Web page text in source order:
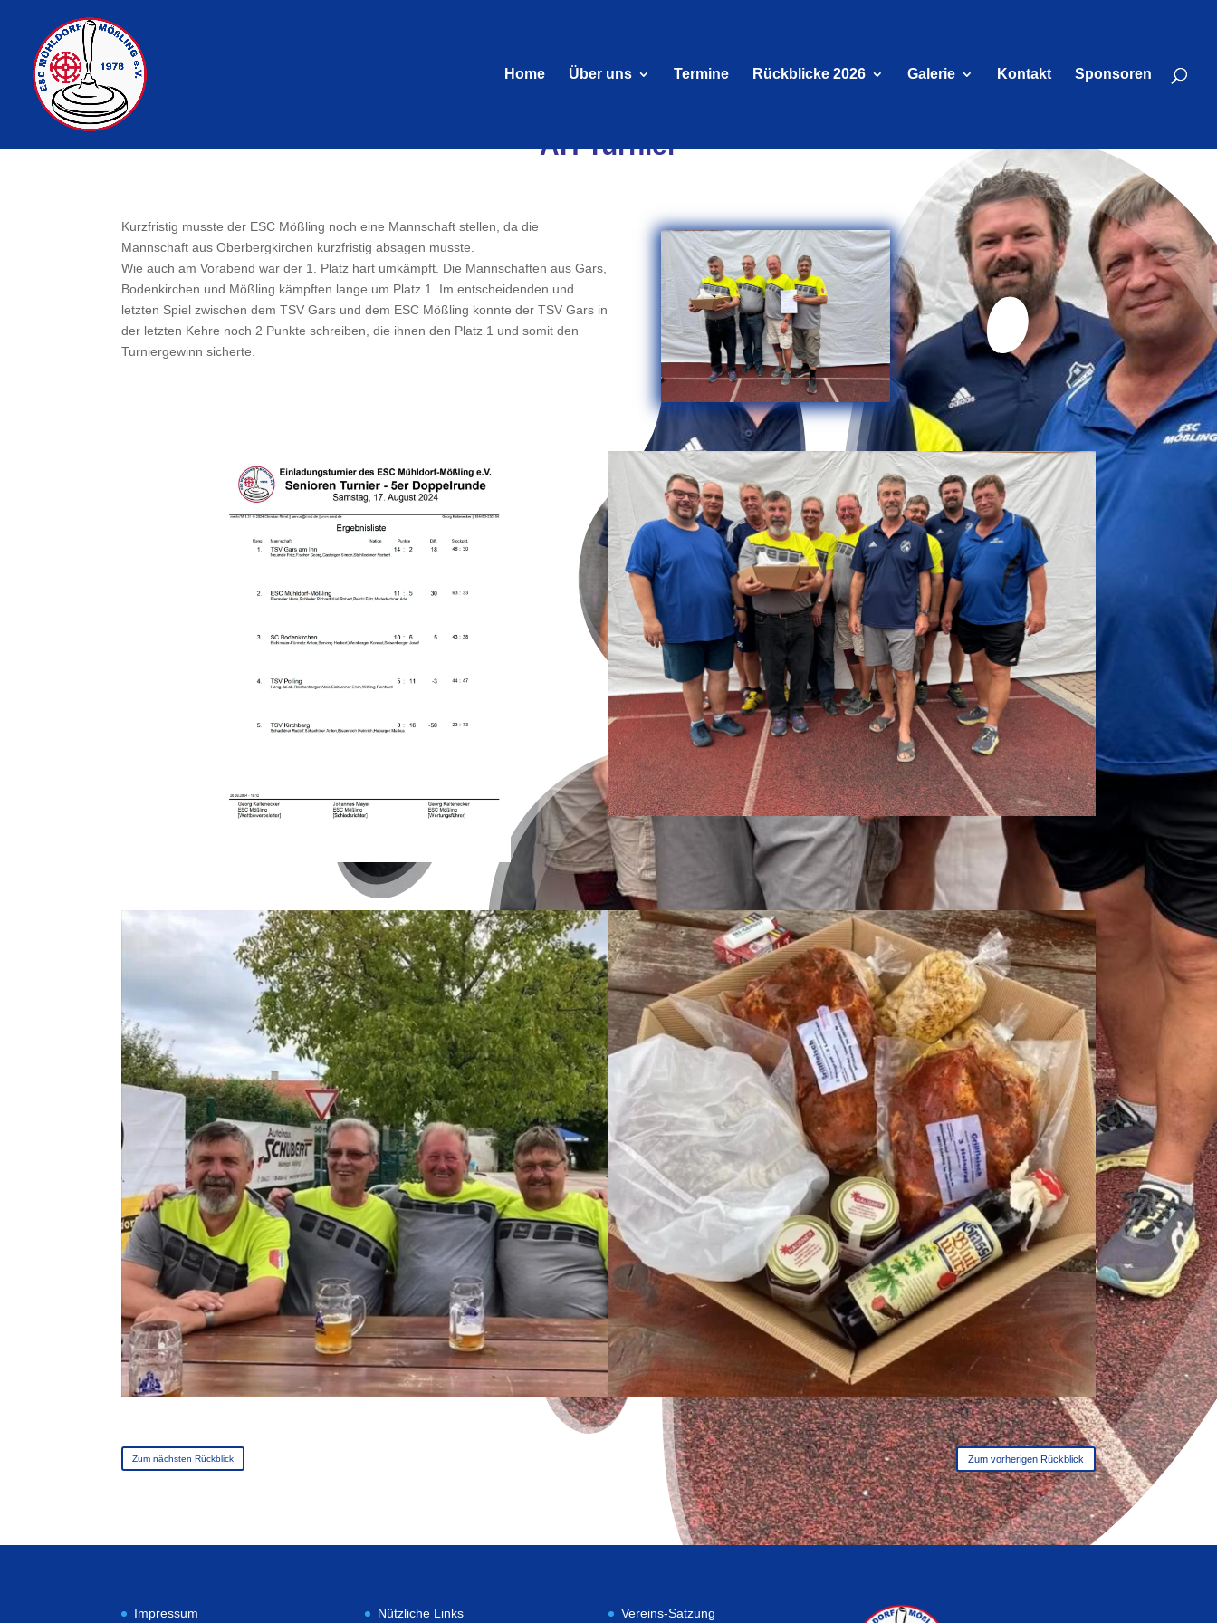
Home Über uns Termine Rückblicke 2026 Galerie Kontakt Sponsoren
AH Turnier
Kurzfristig musste der ESC Mößling noch eine Mannschaft stellen, da die
Mannschaft aus Oberbergkirchen kurzfristigabsagen musste.
Wie auch am Vorabend war der 1. Platz hart umkämpft. Die Mannschaften aus Gars,
Bodenkirchen und Mößling kämpften lange um Platz 1. Im entscheidenden und
letzten Spiel zwischen dem TSV Gars und dem ESC Mößling konnte der TSV Gars in
der letzten Kehre noch 2 Punkte schreiben, die ihnen den Platz 1 und somit den
Turniergewinn sicherte.
Zum nächsten Rückblick Zum vorherigen Rückblick
Impressum Nützliche Links Vereins-Satzung